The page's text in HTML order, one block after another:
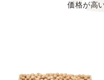
価格が高